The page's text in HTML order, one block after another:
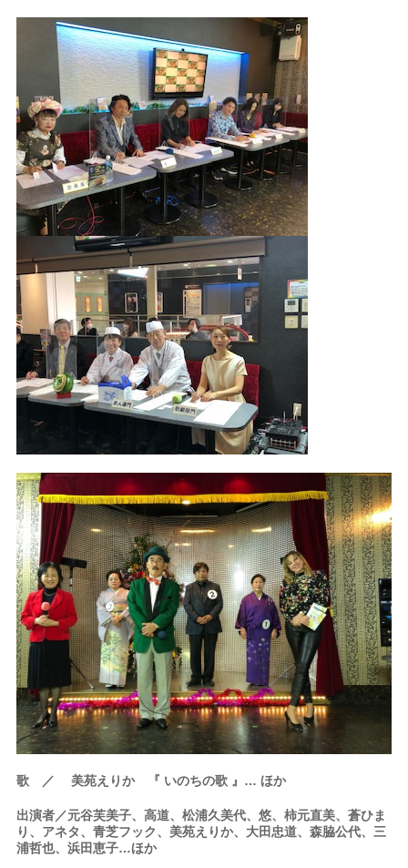
歌 ／ 美苑えりか 『 いのちの歌 』 … ほか
出演者／元谷芙美子、高道、松浦久美代、悠、柿元直美、蒼ひま
り、アネタ、青芝フック、美苑えりか、大田忠道、森脇公代、三
浦哲也、浜田恵子…ほか